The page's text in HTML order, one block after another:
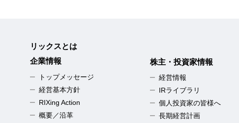
リックスとは
企業情報
トップメッセージ
経営基本方針
RIXing Action
概要／沿革
株主・投資家情報
経営情報
IRライブラリ
個人投資家の皆様へ
長期経営計画